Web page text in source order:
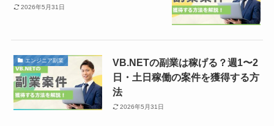
2026年5月31日
エンジニア副業
VB.NETの副業は稼げる？週1〜2
日・土日稼働の案件を獲得する方
法
2026年5月31日